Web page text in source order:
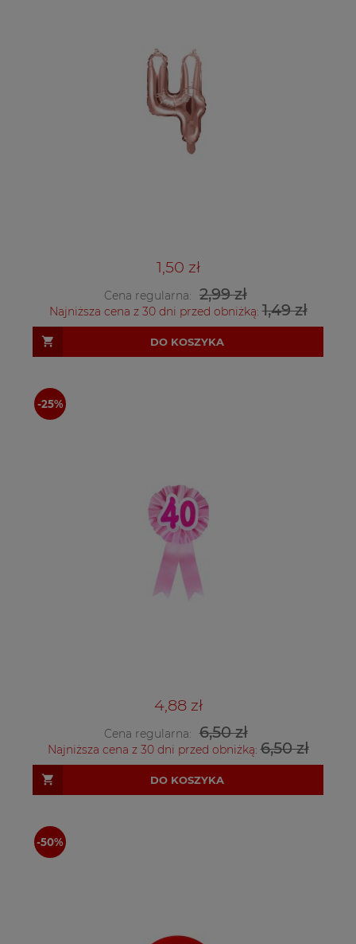
1,50 zł
Cena regularna: 2,99 zł
Najniższa cena z 30 dni przed obniżką:1,49 zł
DO KOSZYKA
4,88 zł
Cena regularna: 6,50 zł
Najniższa cena z 30 dni przed obniżką:6,50 zł
DO KOSZYKA